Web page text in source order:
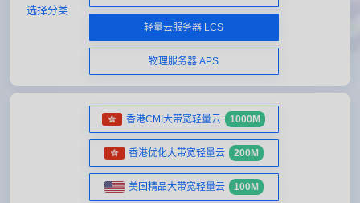
选择分类
轻量云服务器 LCS
物理服务器 APS
香港CMI大带宽轻量云 1000M
香港优化大带宽轻量云 200M
美国精品大带宽轻量云 100M